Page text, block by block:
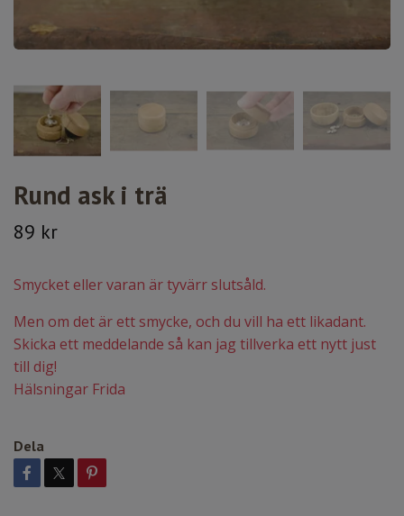
Rund ask i trä
89 kr
Smycket eller varan är tyvärr slutsåld.
Men om det är ett smycke, och du vill ha ett likadant.
Skicka ett meddelande så kan jag tillverka ett nytt just
till dig!
Hälsningar Frida
Dela